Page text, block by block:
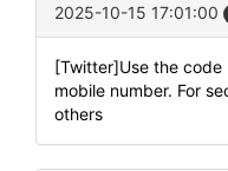
2025-10-15 17:01:00
[Twitter]Use the
mobile number. For
others